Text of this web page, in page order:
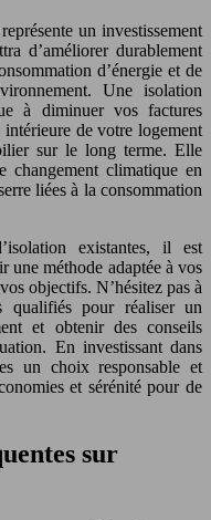
un investissement
d’améliorer durablement
d’énergie et de
Une isolation
à diminuer vos factures
intérieure de votre logement
sur le long terme. Elle
changement climatique en
liées à la consommation
existantes, il est
une méthode adaptée à vos
objectifs. N’hésitez pas à
qualifiés pour réaliser un
et obtenir des conseils
En investissant dans
un choix responsable et
et sérénité pour de
sur